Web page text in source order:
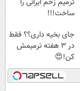
ساخت!!!
جای بخیه داری؟؟ فقط
در 3 هفته ترمیمش
کن!😍